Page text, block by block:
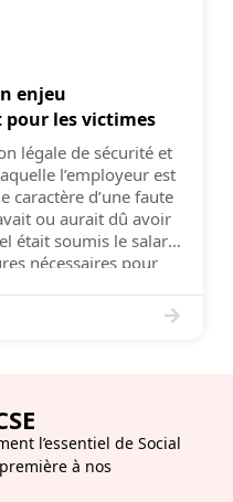
enjeu
les victimes
légale de sécurité et
l’employeur est
caractère d’une faute
ou aurait dû avoir
était soumis le salarié
nécessaires pour
l’essentiel de Social
à nos